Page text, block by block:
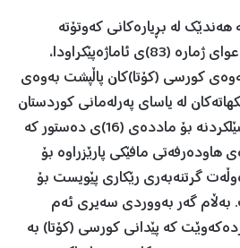
هەندێك لە بڕیارەكانی كەوتۆتە
هاودژی بوون، كاتێك لە دەعوای ژمارە (83)ی ئاماژەپێكراودا،
كورسی (كۆتا)كان پاڵپشت بەوەی
لە یاسای پەرلەمانی كوردستان
– عێراق ی هەمواركراو پێشێلكردنە بۆ ماددەی (16)ی دەستور كە
مافێكی پارێزراوە بۆ
گرتنەبەری رێكاری پێویست بۆ
بەڵام گەر بەووردی سەیری ئەم
كە پێدانی كورسی (كۆتا) بە